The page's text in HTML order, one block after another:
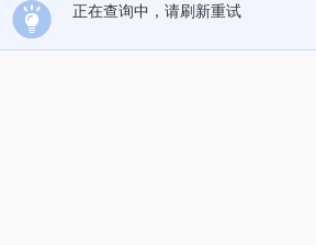
正在查询中，请刷新重试